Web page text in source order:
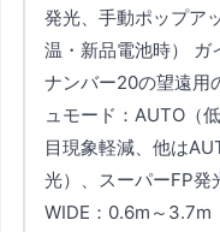
発光、手動ポップア
温・新品電池時） ガ
ナンバー20の望遠用
ュモード：AUTO（
目現象軽減、他は
光）、スーパーFP発
WIDE：0.6m～3.7m